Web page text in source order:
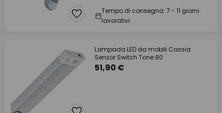
Tempo di consegna: 7 - 11 giorni
lavorativi
Lampada LED da mobili Cassia
Sensor Switch Tone 80
51,90 €